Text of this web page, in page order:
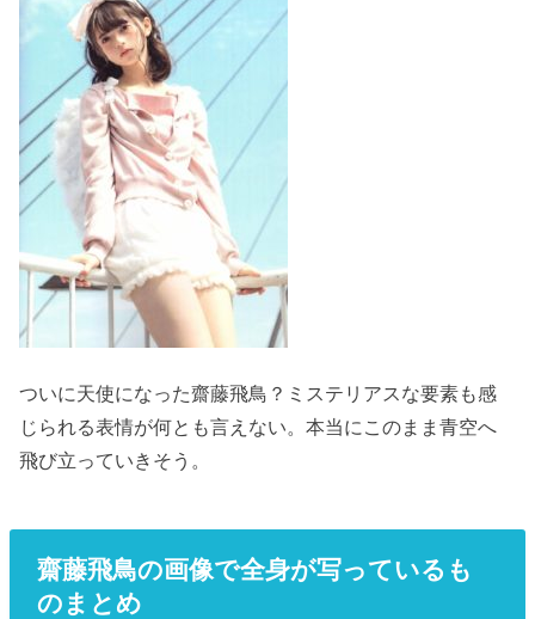
ついに天使になった齋藤飛鳥？ミステリアスな要素も感
じられる表情が何とも言えない。本当にこのまま青空へ
飛び立っていきそう。
齋藤飛鳥の画像で全身が写っているも
のまとめ